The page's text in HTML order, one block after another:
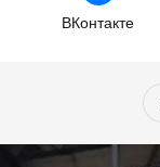
ВКонтакте